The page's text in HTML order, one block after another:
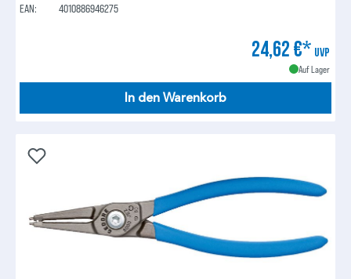
EAN:
4010886946275
24,62 €* UVP
Auf Lager
In den Warenkorb